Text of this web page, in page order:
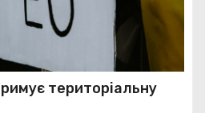
територіальну